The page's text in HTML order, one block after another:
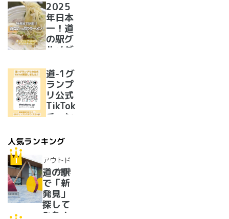
2025
年日本
一！道
の駅グ
ルメグ
リ優勝
のラー
メンが
美味し
すぎた
道-1グ
ランプ
リ公式
TikTok
チャン
開設い
たしま
した！
人気ランキング
アウトド
ア・体験
道の駅
で「新
発見」
探して
みた！